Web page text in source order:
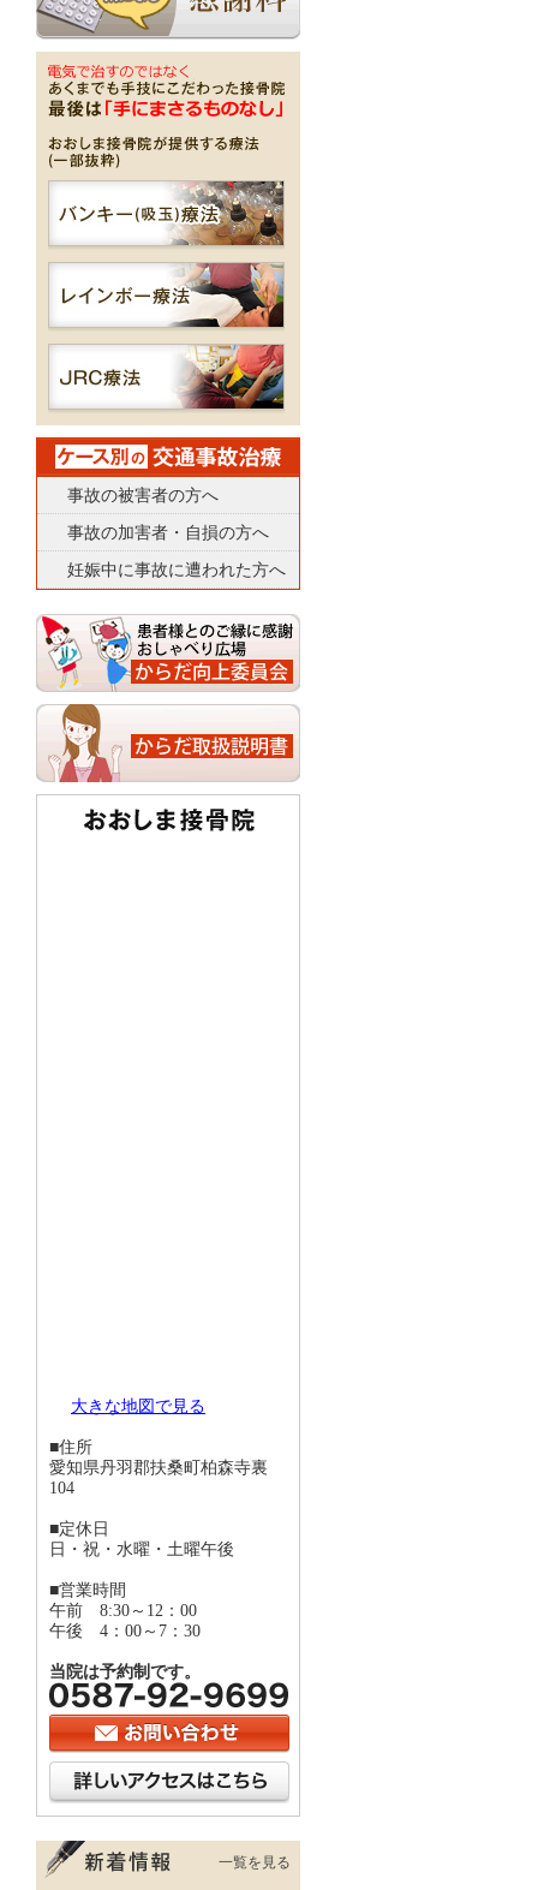
事故の被害者の方へ
事故の加害者・自損の方へ
妊娠中に事故に遭われた方へ
大きな地図で見る
■住所
愛知県丹羽郡扶桑町柏森寺裏
104
■定休日
日・祝・水曜・土曜午後
■営業時間
午前 8:30～12：00
午後 4：00～7：30
当院は予約制です。
一覧を見る